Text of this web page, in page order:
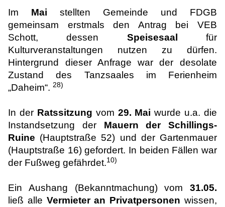
Im Mai stellten Gemeinde und FDGB
gemeinsam erstmals den Antrag bei VEB
Schott, dessen Speisesaal
für
Kulturveranstaltungen nutzen zu dürfen.
Hintergrund dieser Anfrage war der desolate
Zustand des Tanzsaales im Ferienheim
„Daheim“.28)
In der Ratssitzung vom 29. Mai wurde u.a. die
Instandsetzung der Mauern der Schillings-
Ruine (Hauptstraße 52) und der Gartenmauer
(Hauptstraße 16) gefordert. In beiden Fällen war
der Fußweg gefährdet.10)
Ein Aushang (Bekanntmachung) vom 31.05.
ließ alle Vermieter an Privatpersonen wissen,